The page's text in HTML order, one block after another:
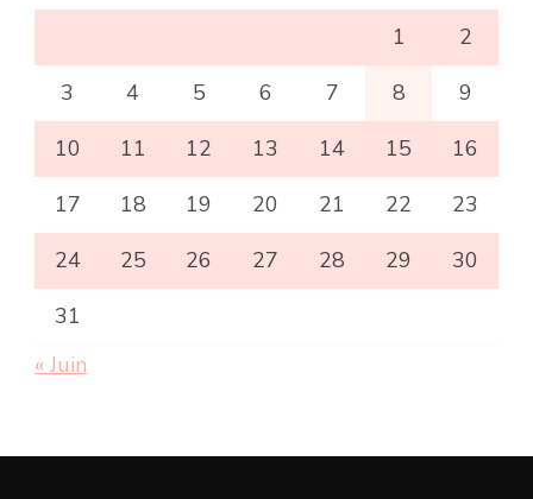
1
2
3
4 5 6 7 8
9
10
11 12 13 14 15
16
17
18 19 20 21 22
23
24
25 26 27 28 29
30
31
« Juin